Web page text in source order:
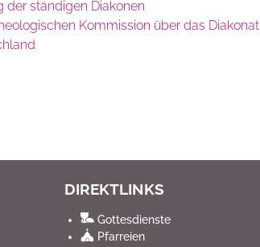
der ständigen Diakonen
Kommission über das Diakonat
DIREKTLINKS
Gottesdienste
Pfarreien